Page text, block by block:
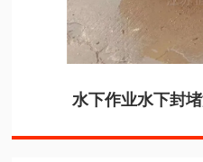
水下作业水下封